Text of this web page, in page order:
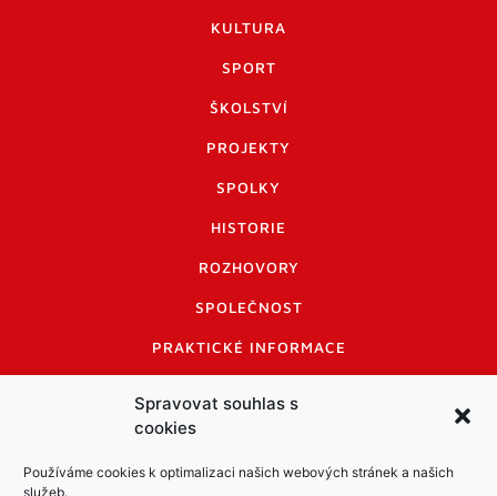
Spravovat souhlas s
cookies
Používáme cookies k optimalizaci našich webových stránek a našich
služeb.
KULTURA
SPORT
ŠKOLSTVÍ
PROJEKTY
SPOLKY
HISTORIE
ROZHOVORY
SPOLEČNOST
PRAKTICKÉ INFORMACE
INFORMACE A KODEX DISKUTUJÍCÍCH
LOGO A LOGO MANUÁL